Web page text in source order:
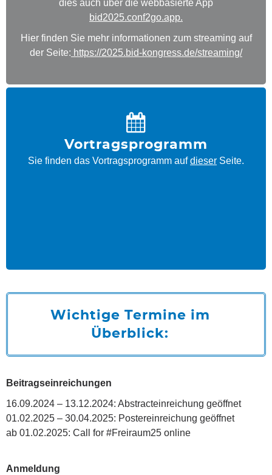
dies auch über die webbasierte App
bid2025.conf2go.app.
Hier finden Sie mehr informationen zum streaming auf
der Seite: https://2025.bid-kongress.de/streaming/
Vortragsprogramm
Sie finden das Vortragsprogramm aufdieser Seite.
Wichtige Termine im
Überblick:
Beitragseinreichungen
16.09.2024 – 13.12.2024: Abstracteinreichung geöffnet
01.02.2025 – 30.04.2025: Postereinreichung geöffnet
ab 01.02.2025: Call for #Freiraum25 online
Anmeldung